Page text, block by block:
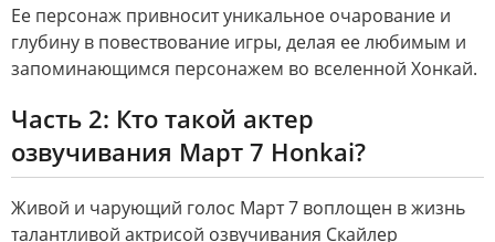
Ее персонаж привносит уникальное очарование и
глубину в повествование игры, делая ее любимым и
запоминающимся персонажем во вселенной Хонкай.
Часть 2: Кто такой актер
озвучивания Март 7 Honkai?
Живой и чарующий голос Март 7 воплощен в жизнь
талантливой актрисой озвучивания Скайлер